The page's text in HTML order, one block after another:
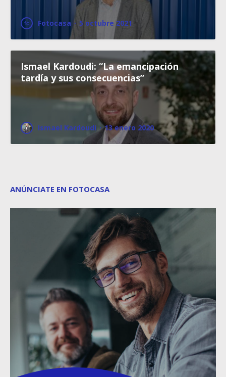
Fotocasa · 5 octubre 2021
Ismael Kardoudi: “La emancipación
tardía y sus consecuencias”
Ismael Kardoudi · 13 enero 2020
ANÚNCIATE EN FOTOCASA